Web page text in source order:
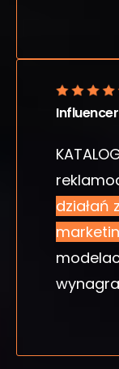
działań